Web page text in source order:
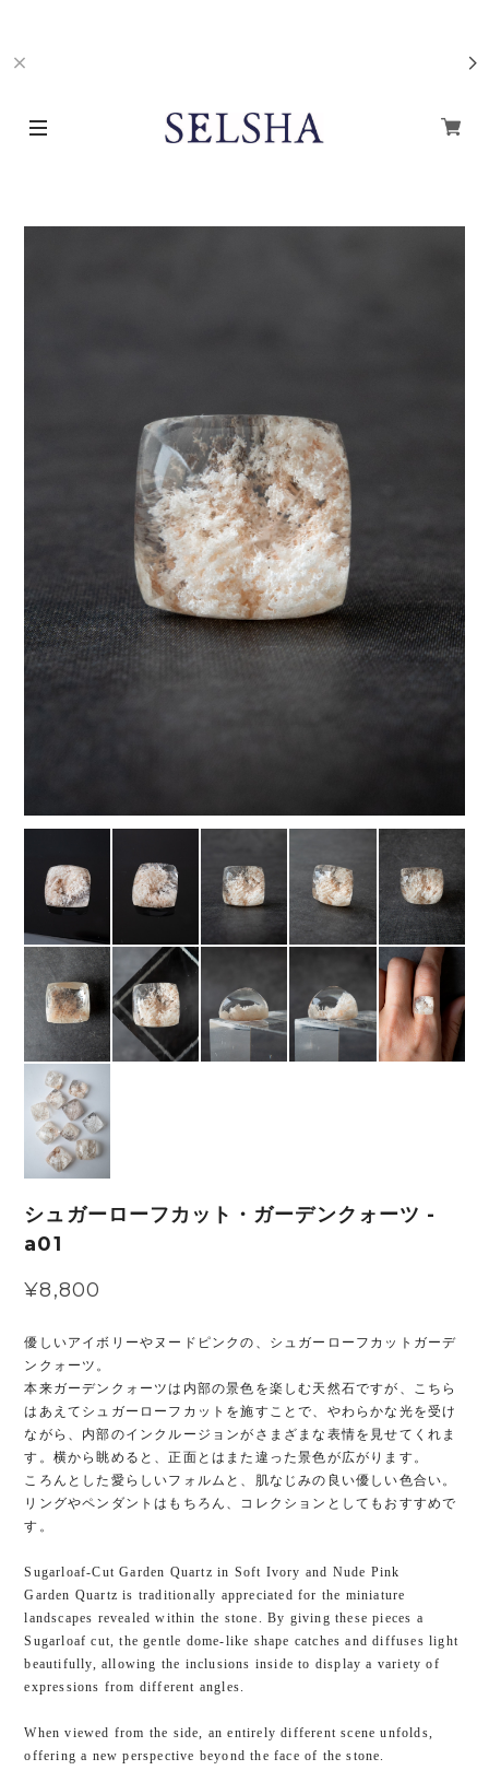
シュガーローフカット・ガーデンクォーツ -
a01
¥8,800
優しいアイボリーやヌードピンクの、シュガーローフカットガーデ
ンクォーツ。
本来ガーデンクォーツは内部の景色を楽しむ天然石ですが、こちら
はあえてシュガーローフカットを施すことで、やわらかな光を受け
ながら、内部のインクルージョンがさまざまな表情を見せてくれま
す。横から眺めると、正面とはまた違った景色が広がります。
ころんとした愛らしいフォルムと、肌なじみの良い優しい色合い。
リングやペンダントはもちろん、コレクションとしてもおすすめで
す。
Sugarloaf-Cut Garden Quartz in Soft Ivory and Nude Pink
Garden Quartz is traditionally appreciated for the miniature
landscapes revealed within the stone. By giving these pieces a
Sugarloaf cut, the gentle dome-like shape catches and diffuses light
beautifully, allowing the inclusions inside to display a variety of
expressions from different angles.
When viewed from the side, an entirely different scene unfolds,
offering a new perspective beyond the face of the stone.